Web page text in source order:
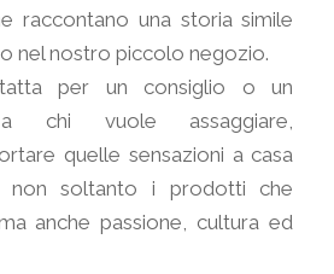
raccontano una storia simile
nel nostro piccolo negozio.
per un consiglio o un
a chi vuole assaggiare,
quelle sensazioni a casa
non soltanto i prodotti che
anche passione, cultura ed